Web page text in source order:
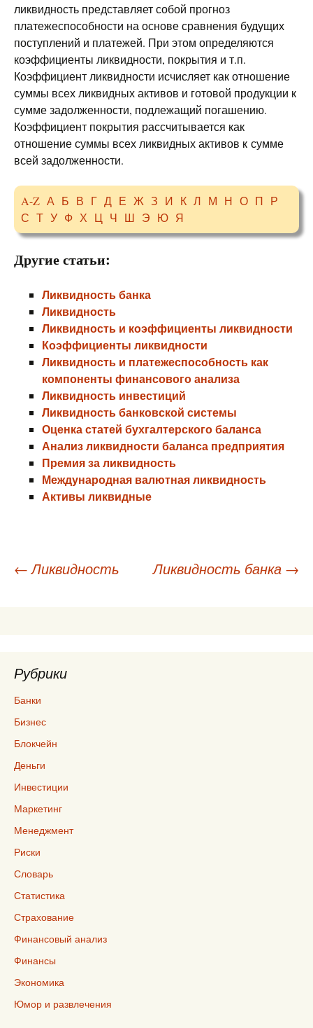
ликвидность представляет собой прогноз
платежеспособности на основе сравнения будущих
поступлений и платежей. При этом определяются
коэффициенты ликвидности, покрытия и т.п.
Коэффициент ликвидности исчисляет как отношение
суммы всех ликвидных активов и готовой продукции к
сумме задолженности, подлежащий погашению.
Коэффициент покрытия рассчитывается как
отношение суммы всех ликвидных активов к сумме
всей задолженности.
A-Z А Б В Г Д Е Ж З И К Л М Н О П Р
С Т У Ф Х Ц Ч Ш Э Ю Я
Другие статьи:
Ликвидность банка
Ликвидность
Ликвидность и коэффициенты ликвидности
Коэффициенты ликвидности
Ликвидность и платежеспособность как
компоненты финансового анализа
Ликвидность инвестиций
Ликвидность банковской системы
Оценка статей бухгалтерского баланса
Анализ ликвидности баланса предприятия
Премия за ликвидность
Международная валютная ликвидность
Активы ликвидные
Навигация
←Ликвидность Ликвидность банка →
Рубрики
Банки
Бизнес
Блокчейн
Деньги
Инвестиции
Маркетинг
Менеджмент
Риски
Словарь
Статистика
Страхование
Финансовый анализ
Финансы
Экономика
Юмор и развлечения